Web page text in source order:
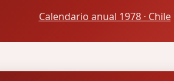
Calendario anual 1978 · Chile